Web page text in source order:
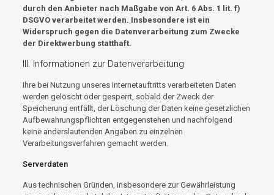
durch den Anbieter nach Maßgabe von Art. 6 Abs. 1 lit. f)
DSGVO verarbeitet werden. Insbesondere ist ein
Widerspruch gegen die Datenverarbeitung zum Zwecke
der Direktwerbung statthaft.
III. Informationen zur Datenverarbeitung
Ihre bei Nutzung unseres Internetauftritts verarbeiteten Daten
werden gelöscht oder gesperrt, sobald der Zweck der
Speicherung entfällt, der Löschung der Daten keine gesetzlichen
Aufbewahrungspflichten entgegenstehen und nachfolgend
keine anderslautenden Angaben zu einzelnen
Verarbeitungsverfahren gemacht werden.
Serverdaten
Aus technischen Gründen, insbesondere zur Gewährleistung